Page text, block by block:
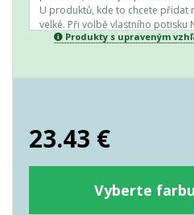
Produkty s upraveným
23.43 €
Vyberte